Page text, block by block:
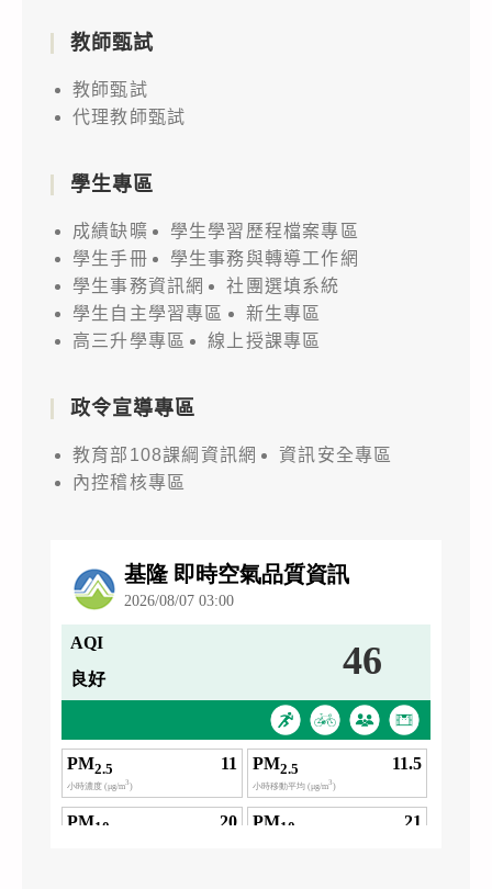
教師甄試
教師甄試
代理教師甄試
學生專區
成績缺曠
學生學習歷程檔案專區
學生手冊
學生事務與轉導工作網
學生事務資訊網
社團選填系統
學生自主學習專區
新生專區
高三升學專區
線上授課專區
政令宣導專區
教育部108課綱資訊網
資訊安全專區
內控稽核專區